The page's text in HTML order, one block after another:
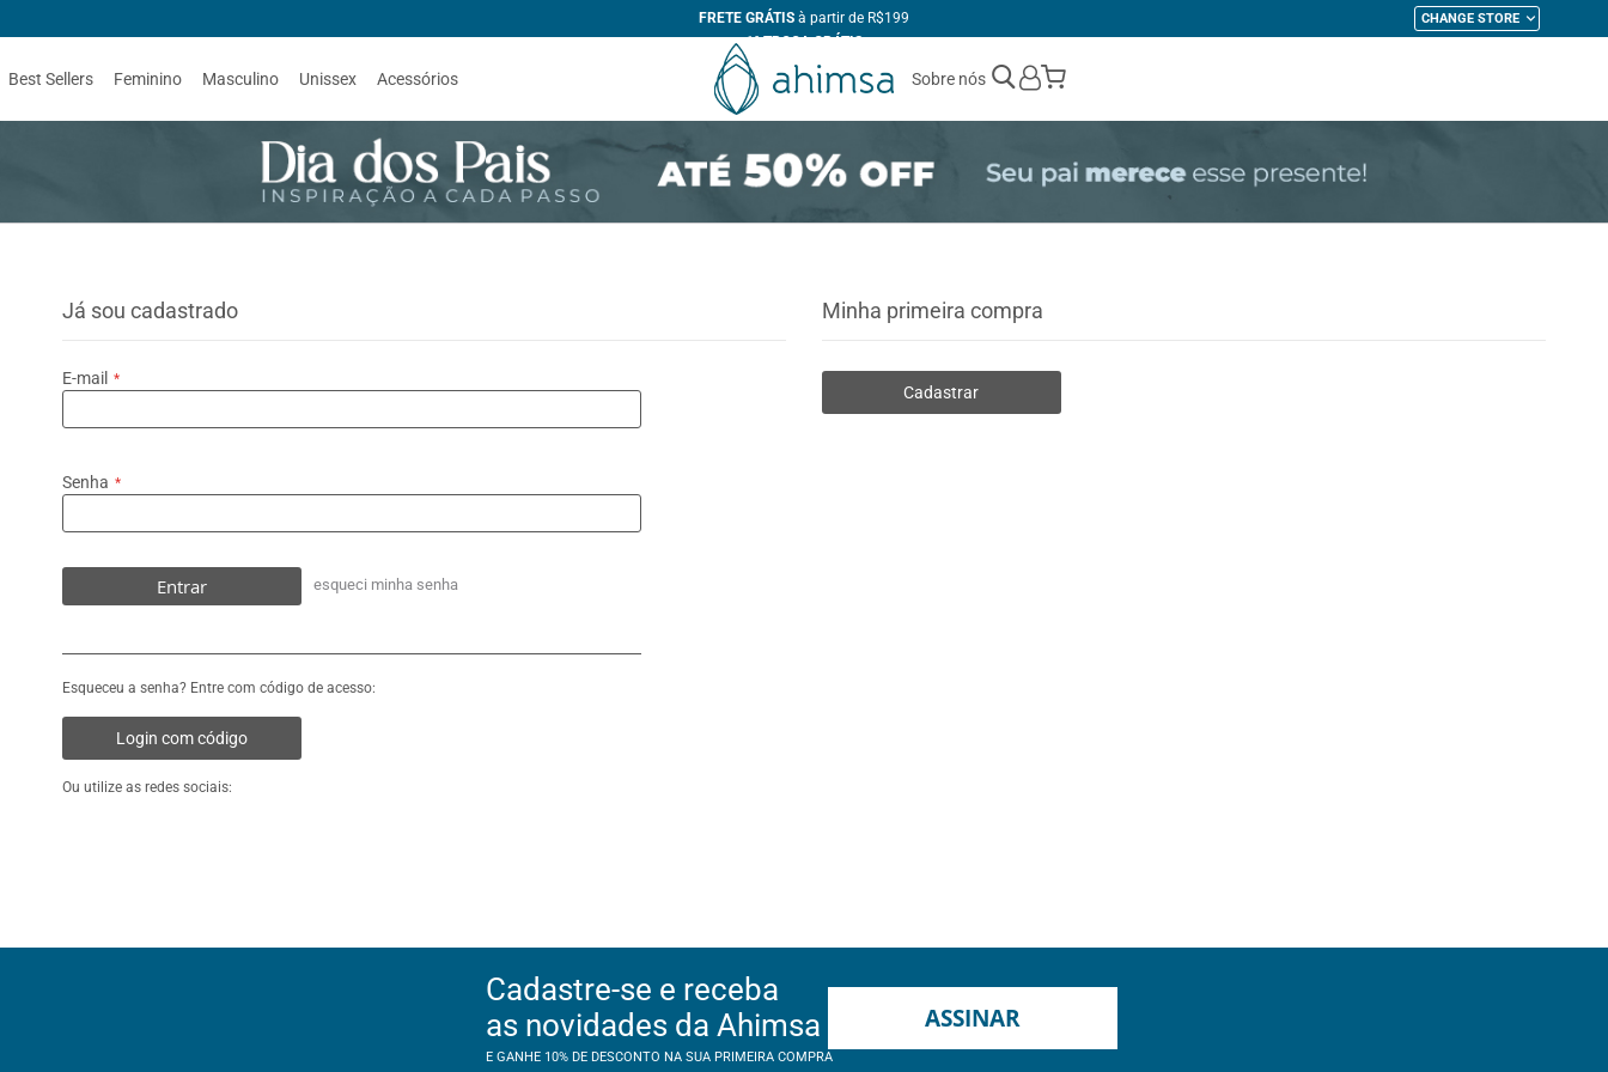
FRETE GRÁTIS à partir de R$199
1ª TROCA GRÁTIS
ATÉ 10X
SEM JUROS
+10% DE DESCONTO no PIX
FABRICAÇÃO PRÓPRIA
CHANGE STORE
Best Sellers Feminino Masculino Unissex Acessórios Sobre nós
My Cart
Já sou cadastrado
E-mail
Senha
Entrar esqueci minha senha
Esqueceu a senha? Entre com código de acesso:
Login com código
Ou utilize as redes sociais:
Minha primeira compra
Cadastrar
Cadastre-se e receba
as novidades da Ahimsa
E GANHE 10% DE DESCONTO NA SUA PRIMEIRA COMPRA
ASSINAR